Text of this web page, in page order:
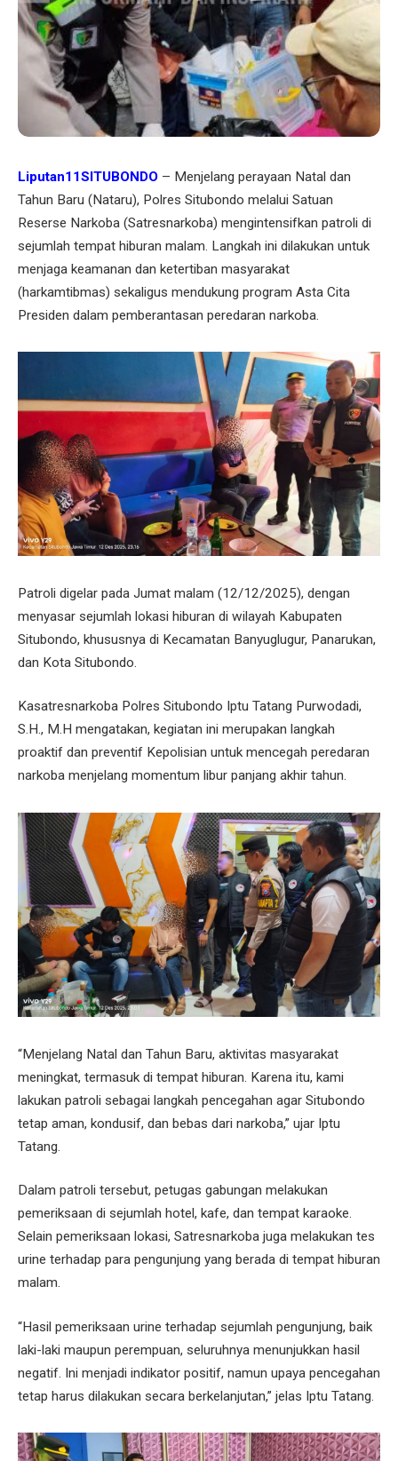
Liputan11SITUBONDO – Menjelang perayaan Natal dan
Tahun Baru (Nataru), Polres Situbondo melalui Satuan
Reserse Narkoba (Satresnarkoba) mengintensifkan patroli di
sejumlah tempat hiburan malam. Langkah ini dilakukan untuk
menjaga keamanan dan ketertiban masyarakat
(harkamtibmas) sekaligus mendukung program Asta Cita
Presiden dalam pemberantasan peredaran narkoba.
Patroli digelar pada Jumat malam (12/12/2025), dengan
menyasar sejumlah lokasi hiburan di wilayah Kabupaten
Situbondo, khususnya di Kecamatan Banyuglugur, Panarukan,
dan Kota Situbondo.
Kasatresnarkoba Polres Situbondo Iptu Tatang Purwodadi,
S.H., M.H mengatakan, kegiatan ini merupakan langkah
proaktif dan preventif Kepolisian untuk mencegah peredaran
narkoba menjelang momentum libur panjang akhir tahun.
“Menjelang Natal dan Tahun Baru, aktivitas masyarakat
meningkat, termasuk di tempat hiburan. Karena itu, kami
lakukan patroli sebagai langkah pencegahan agar Situbondo
tetap aman, kondusif, dan bebas dari narkoba,” ujar Iptu
Tatang.
Dalam patroli tersebut, petugas gabungan melakukan
pemeriksaan di sejumlah hotel, kafe, dan tempat karaoke.
Selain pemeriksaan lokasi, Satresnarkoba juga melakukan tes
urine terhadap para pengunjung yang berada di tempat hiburan
malam.
“Hasil pemeriksaan urine terhadap sejumlah pengunjung, baik
laki-laki maupun perempuan, seluruhnya menunjukkan hasil
negatif. Ini menjadi indikator positif, namun upaya pencegahan
tetap harus dilakukan secara berkelanjutan,” jelas Iptu Tatang.